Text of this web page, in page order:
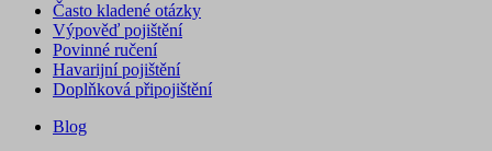
Často kladené otázky
Výpověď pojištění
Povinné ručení
Havarijní pojištění
Doplňková připojištění
Blog